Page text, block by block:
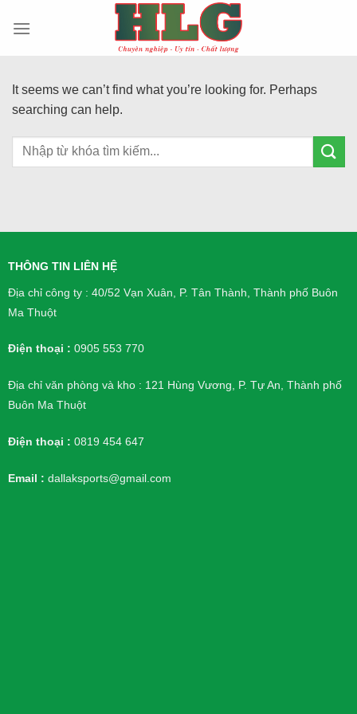
It seems we can’t find what you’re looking for. Perhaps
searching can help.
THÔNG TIN LIÊN HỆ
Địa chỉ công ty : 40/52 Vạn Xuân, P. Tân Thành, Thành phố Buôn
Ma Thuột
Điện thoại : 0905 553 770
Địa chỉ văn phòng và kho : 121 Hùng Vương, P. Tự An, Thành phố
Buôn Ma Thuột
Điện thoại : 0819 454 647
Email : dallaksports@gmail.com